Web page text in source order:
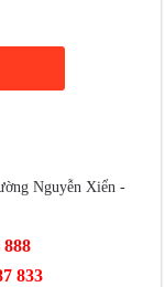
Nguyễn Xiển -
888
833